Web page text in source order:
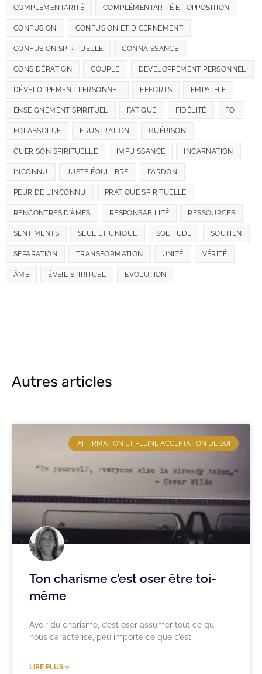
COMPLÉMENTARITÉ COMPLÉMENTARITÉ ET OPPOSITION
CONFUSION CONFUSION ET DICERNEMENT
CONFUSION SPIRITUELLE CONNAISSANCE
CONSIDÉRATION COUPLE DEVELOPPEMENT PERSONNEL
DÉVELOPPEMENT PERSONNEL EFFORTS EMPATHIE
ENSEIGNEMENT SPIRITUEL FATIGUE FIDÉLITÉ FOI
FOI ABSOLUE FRUSTRATION GUÉRISON
GUÉRISON SPIRITUELLE IMPUISSANCE INCARNATION
INCONNU JUSTE ÉQUILIBRE PARDON
PEUR DE L'INCONNU PRATIQUE SPIRITUELLE
RENCONTRES D'ÂMES RESPONSABILITÉ RESSOURCES
SENTIMENTS SEUL ET UNIQUE SOLITUDE SOUTIEN
SÉPARATION TRANSFORMATION UNITÉ VÉRITÉ
ÂME ÉVEIL SPIRITUEL ÉVOLUTION
Autres articles
AFFIRMATION ET PLEINE ACCEPTATION DE SOI
Ton charisme c’est oser être toi-
même
Avoir du charisme, c’est oser assumer tout ce qui
nous caractérise, peu importe ce que c’est
LIRE PLUS »